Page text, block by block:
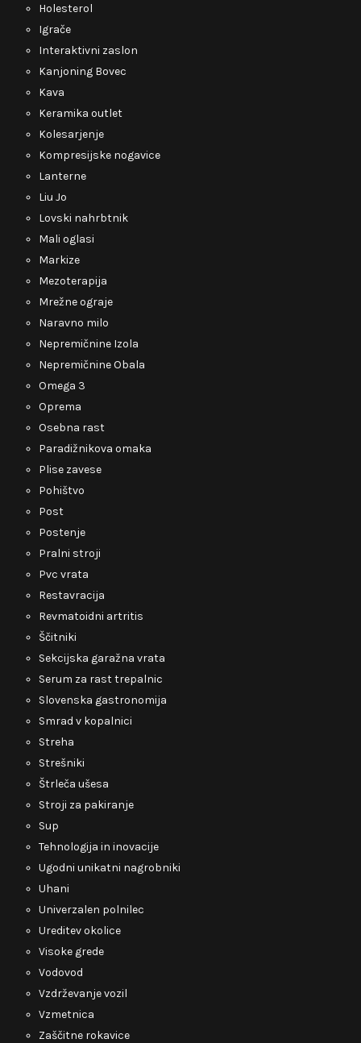
Holesterol
Igrače
Interaktivni zaslon
Kanjoning Bovec
Kava
Keramika outlet
Kolesarjenje
Kompresijske nogavice
Lanterne
Liu Jo
Lovski nahrbtnik
Mali oglasi
Markize
Mezoterapija
Mrežne ograje
Naravno milo
Nepremičnine Izola
Nepremičnine Obala
Omega 3
Oprema
Osebna rast
Paradižnikova omaka
Plise zavese
Pohištvo
Post
Postenje
Pralni stroji
Pvc vrata
Restavracija
Revmatoidni artritis
Ščitniki
Sekcijska garažna vrata
Serum za rast trepalnic
Slovenska gastronomija
Smrad v kopalnici
Streha
Strešniki
Štrleča ušesa
Stroji za pakiranje
Sup
Tehnologija in inovacije
Ugodni unikatni nagrobniki
Uhani
Univerzalen polnilec
Ureditev okolice
Visoke grede
Vodovod
Vzdrževanje vozil
Vzmetnica
Zaščitne rokavice